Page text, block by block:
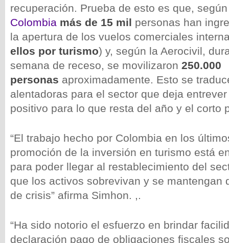
recuperación. Prueba de esto es que,
Colombia más de 15 mil personas han
la apertura de los vuelos comerciales
ellos por turismo) y, según la Aerocivil,
semana de receso, se movilizaron 250.000
personas aproximadamente. Esto se
alentadoras para el sector que deja
positivo para lo que resta del año y el corto
“El trabajo hecho por Colombia en los
promoción de la inversión en turismo está
para poder llegar al restablecimiento del
que los activos sobrevivan y se mantengan
de crisis” afirma Simhon. ,.
“Ha sido notorio el esfuerzo en brindar
declaración pago de obligaciones fiscales